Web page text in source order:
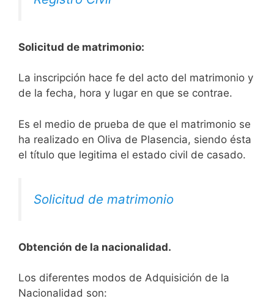
Solicitud de matrimonio:
La inscripción hace fe del acto del matrimonio y
de la fecha, hora y lugar en que se contrae.
Es el medio de prueba de que el matrimonio se
ha realizado en Oliva de Plasencia, siendo ésta
el título que legitima el estado civil de casado.
Solicitud de matrimonio
Obtención de la nacionalidad.
​​​Los diferentes modos de Adquisición de la
Nacionalidad son: